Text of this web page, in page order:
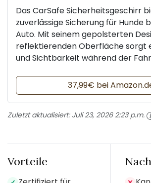
Das CarSafe Sicherheitsgeschirr
zuverlässige Sicherung für Hunde
Auto. Mit seinem gepolsterten
reflektierenden Oberfläche sorgt
und Sichtbarkeit während der
37,99€ bei
Zuletzt aktualisiert: Juli 23, 2026 2:23 p.m.
Vorteile